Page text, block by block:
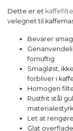
Dette er et
velegnet til
Bevarer
fornuftig
Smagløst,
forbliver i
Homogen
Rustfrit stål
Let at
Glat